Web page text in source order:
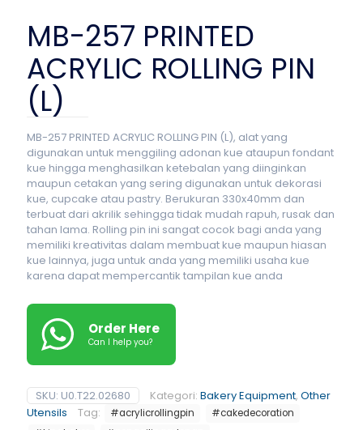
MB-257 PRINTED
ACRYLIC ROLLING PIN
(L)
MB-257 PRINTED ACRYLIC ROLLING PIN (L), alat yang
digunakan untuk menggiling adonan kue ataupun fondant
kue hingga menghasilkan ketebalan yang diinginkan
maupun cetakan yang sering digunakan untuk dekorasi
kue, cupcake atau pastry. Berukuran 330x40mm dan
terbuat dari akrilik sehingga tidak mudah rapuh, rusak dan
tahan lama. Rolling pin ini sangat cocok bagi anda yang
memiliki kreativitas dalam membuat kue maupun hiasan
kue lainnya, juga untuk anda yang memiliki usaha kue
karena dapat mempercantik tampilan kue anda
Order Here
Can I help you?
SKU: U0.T22.02680 Kategori: Bakery Equipment, Other
Utensils
Tag: #acrylicrollingpin
#cakedecoration